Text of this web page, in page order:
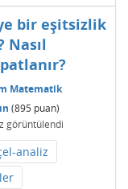
bir eşitsizlik
Nasıl
Matematik
(895 puan)
görüntülendi
analiz